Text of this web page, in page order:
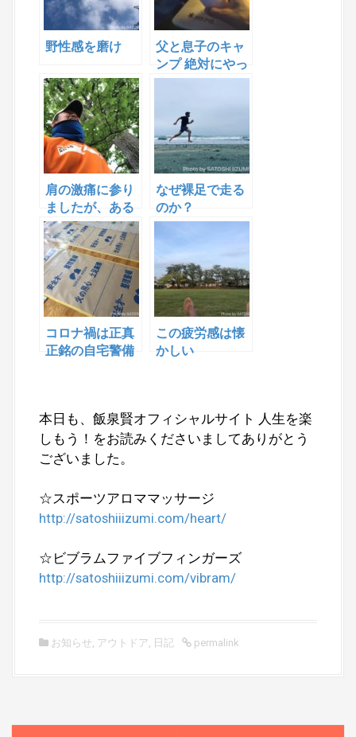
野性感を磨け
父と息子のキャ
ンプ 絶対にやっ
て欲しい
肩の激痛に参り
ましたが、ある
方法で緩和させ
ました
なぜ裸足で走る
のか？
コロナ禍は正真
正銘の自宅警備
この疲労感は懐
かしい
本日も、飯泉賢オフィシャルサイト 人生を楽
しもう！をお読みくださいましてありがとう
ございました。
☆スポーツアロママッサージ
http://satoshiiizumi.com/heart/
☆ビブラムファイブフィンガーズ
http://satoshiiizumi.com/vibram/
お知らせ, アウトドア, 日記 permalink